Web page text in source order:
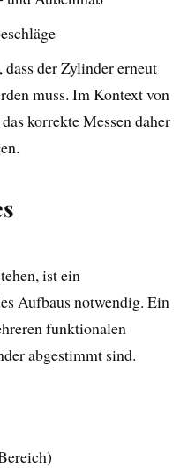
der Zylinder erneut
muss. Im Kontext von
korrekte Messen daher
ist ein
Aufbaus notwendig. Ein
funktionalen
abgestimmt sind.